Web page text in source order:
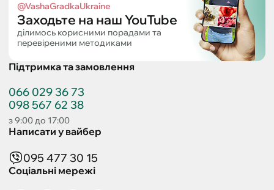
@VashaGradkaUkraine
Заходьте на наш YouTube
ділимось корисними порадами та
перевіреними методиками
Підтримка та замовлення
066 029 36 73
098 567 62 38
з 9:00 до 17:00
Написати у вайбер
095 477 30 15
Соціальні мережі